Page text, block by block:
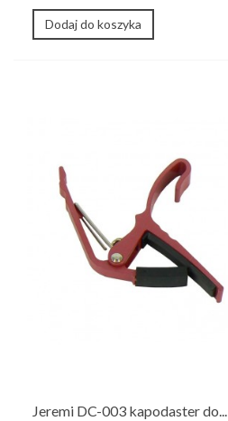
Dodaj do koszyka
Jeremi DC-003 kapodaster do...